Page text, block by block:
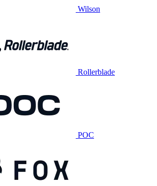
Wilson
Rollerblade
POC